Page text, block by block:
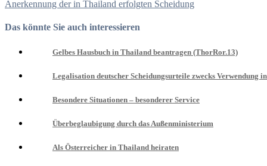
Anerkennung der in Thailand erfolgten Scheidung
Das könnte Sie auch interessieren
Gelbes Hausbuch in Thailand beantragen (ThorRor.13)
Legalisation deutscher Scheidungsurteile zwecks Verwendung
Besondere Situationen – besonderer Service
Überbeglaubigung durch das Außenministerium
Als Österreicher in Thailand heiraten